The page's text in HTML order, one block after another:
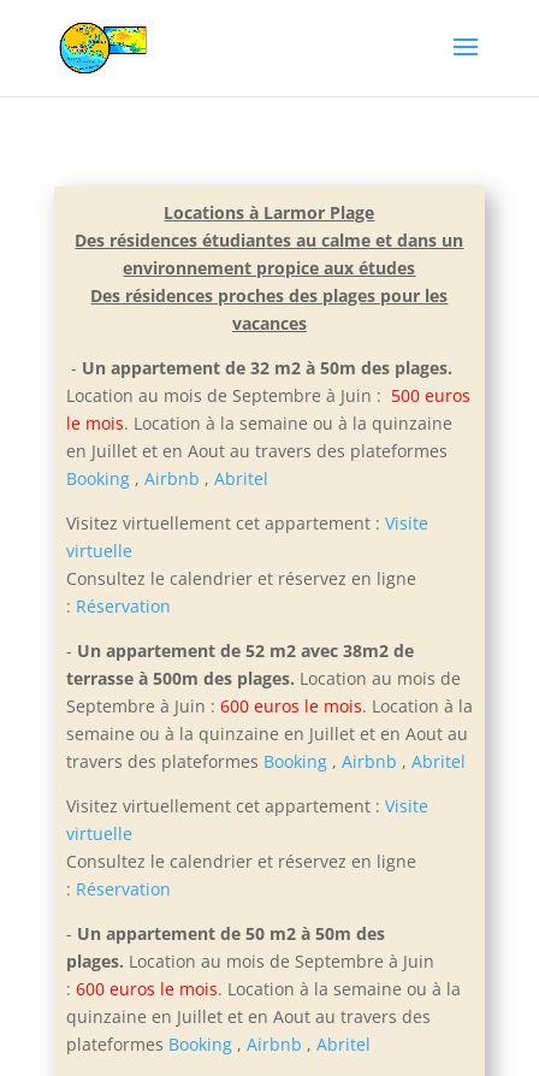
Locations à Larmor Plage
Des résidences étudiantes au calme et dans un
environnement propice aux études
Des résidences proches des plages pour les
vacances
- Un appartement de 32 m2 à 50m des plages.
Location au mois de Septembre à Juin : 500 euros
le mois. Location à la semaine ou à la quinzaine
en Juillet et en Aout au travers des plateformes
Booking, Airbnb , Abritel
Visitez virtuellement cet appartement : Visite
virtuelle
Consultez le calendrier et réservez en ligne
: Réservation
- Un appartement de 52 m2 avec 38m2 de
terrasse à 500m des plages. Location au mois de
Septembre à Juin : 600 euros le mois. Location à la
semaine ou à la quinzaine en Juillet et en Aout au
travers des plateformes Booking, Airbnb , Abritel
Visitez virtuellement cet appartement : Visite
virtuelle
Consultez le calendrier et réservez en ligne
: Réservation
- Un appartement de 50 m2 à 50m des
plages. Location au mois de Septembre à Juin
: 600 euros le mois. Location à la semaine ou à la
quinzaine en Juillet et en Aout au travers des
plateformes Booking, Airbnb , Abritel